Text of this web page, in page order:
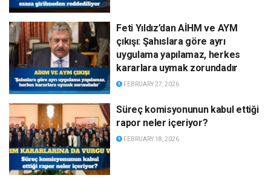
Feti Yıldız’dan AİHM ve AYM
çıkışı: Şahıslara göre ayrı
uygulama yapılamaz, herkes
kararlara uymak zorundadır
FEBRUARY 27, 2026
Süreç komisyonunun kabul ettiği
rapor neler içeriyor?
FEBRUARY 18, 2026